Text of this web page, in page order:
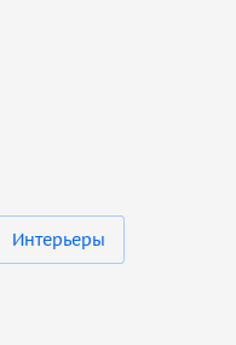
Интерьеры